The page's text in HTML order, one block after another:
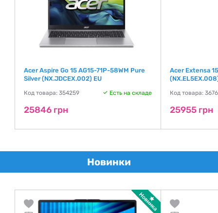
Acer Aspire Go 15 AG15-71P-58WM Pure
Silver (NX.JDCEX.002) EU
Код товара: 354259 Есть на складе
25846 грн
Acer Extensa
Код товара:
25955 грн
Новинки